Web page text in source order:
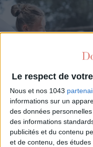
Le respect de
Nous et nos 1043
informations sur un
des données
des informations
publicités et du contenu
et de contenu, des
5 BONS ROMANS EN